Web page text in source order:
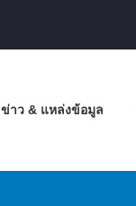
ข่าว & แหล่งข้อมูล